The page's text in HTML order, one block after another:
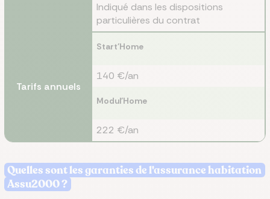
Indiqué dans les dispositions
particulières du contrat
Tarifs annuels
Start'Home
140 €/an
Modul'Home
222 €/an
Quelles sont les garanties de l'assurance habitation
Assu2000 ?